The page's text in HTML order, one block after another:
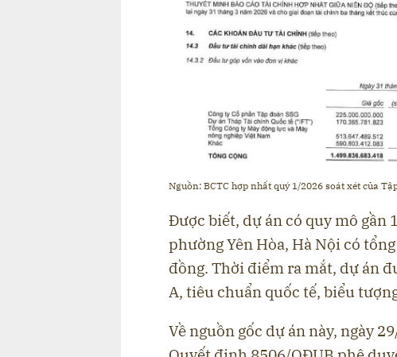
Nguồn: BCTC hợp nhất quý 1/2026 soát xét của
Được biết, dự án có quy mô gần
phường Yên Hòa, Hà Nội có
đồng. Thời điểm ra mắt, dự án
A, tiêu chuẩn quốc tế, biểu
Về nguồn gốc dự án này, ngày